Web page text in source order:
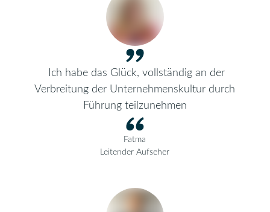
Ich habe das Glück, vollständig an der
Verbreitung der Unternehmenskultur durch
Führung teilzunehmen
Fatma
Leitender Aufseher